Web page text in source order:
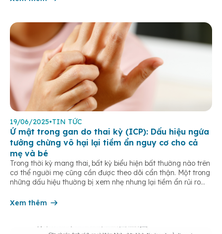
19/06/2025•TIN TỨC
Ứ mật trong gan do thai kỳ (ICP): Dấu hiệu ngứa
tưởng chừng vô hại lại tiềm ẩn nguy cơ cho cả
mẹ và bé
Trong thời kỳ mang thai, bất kỳ biểu hiện bất thường nào trên
cơ thể người mẹ cũng cần được theo dõi cẩn thận. Một trong
những dấu hiệu thường bị xem nhẹ nhưng lại tiềm ẩn rủi ro
bàn chân. Đây có […]
Xem thêm